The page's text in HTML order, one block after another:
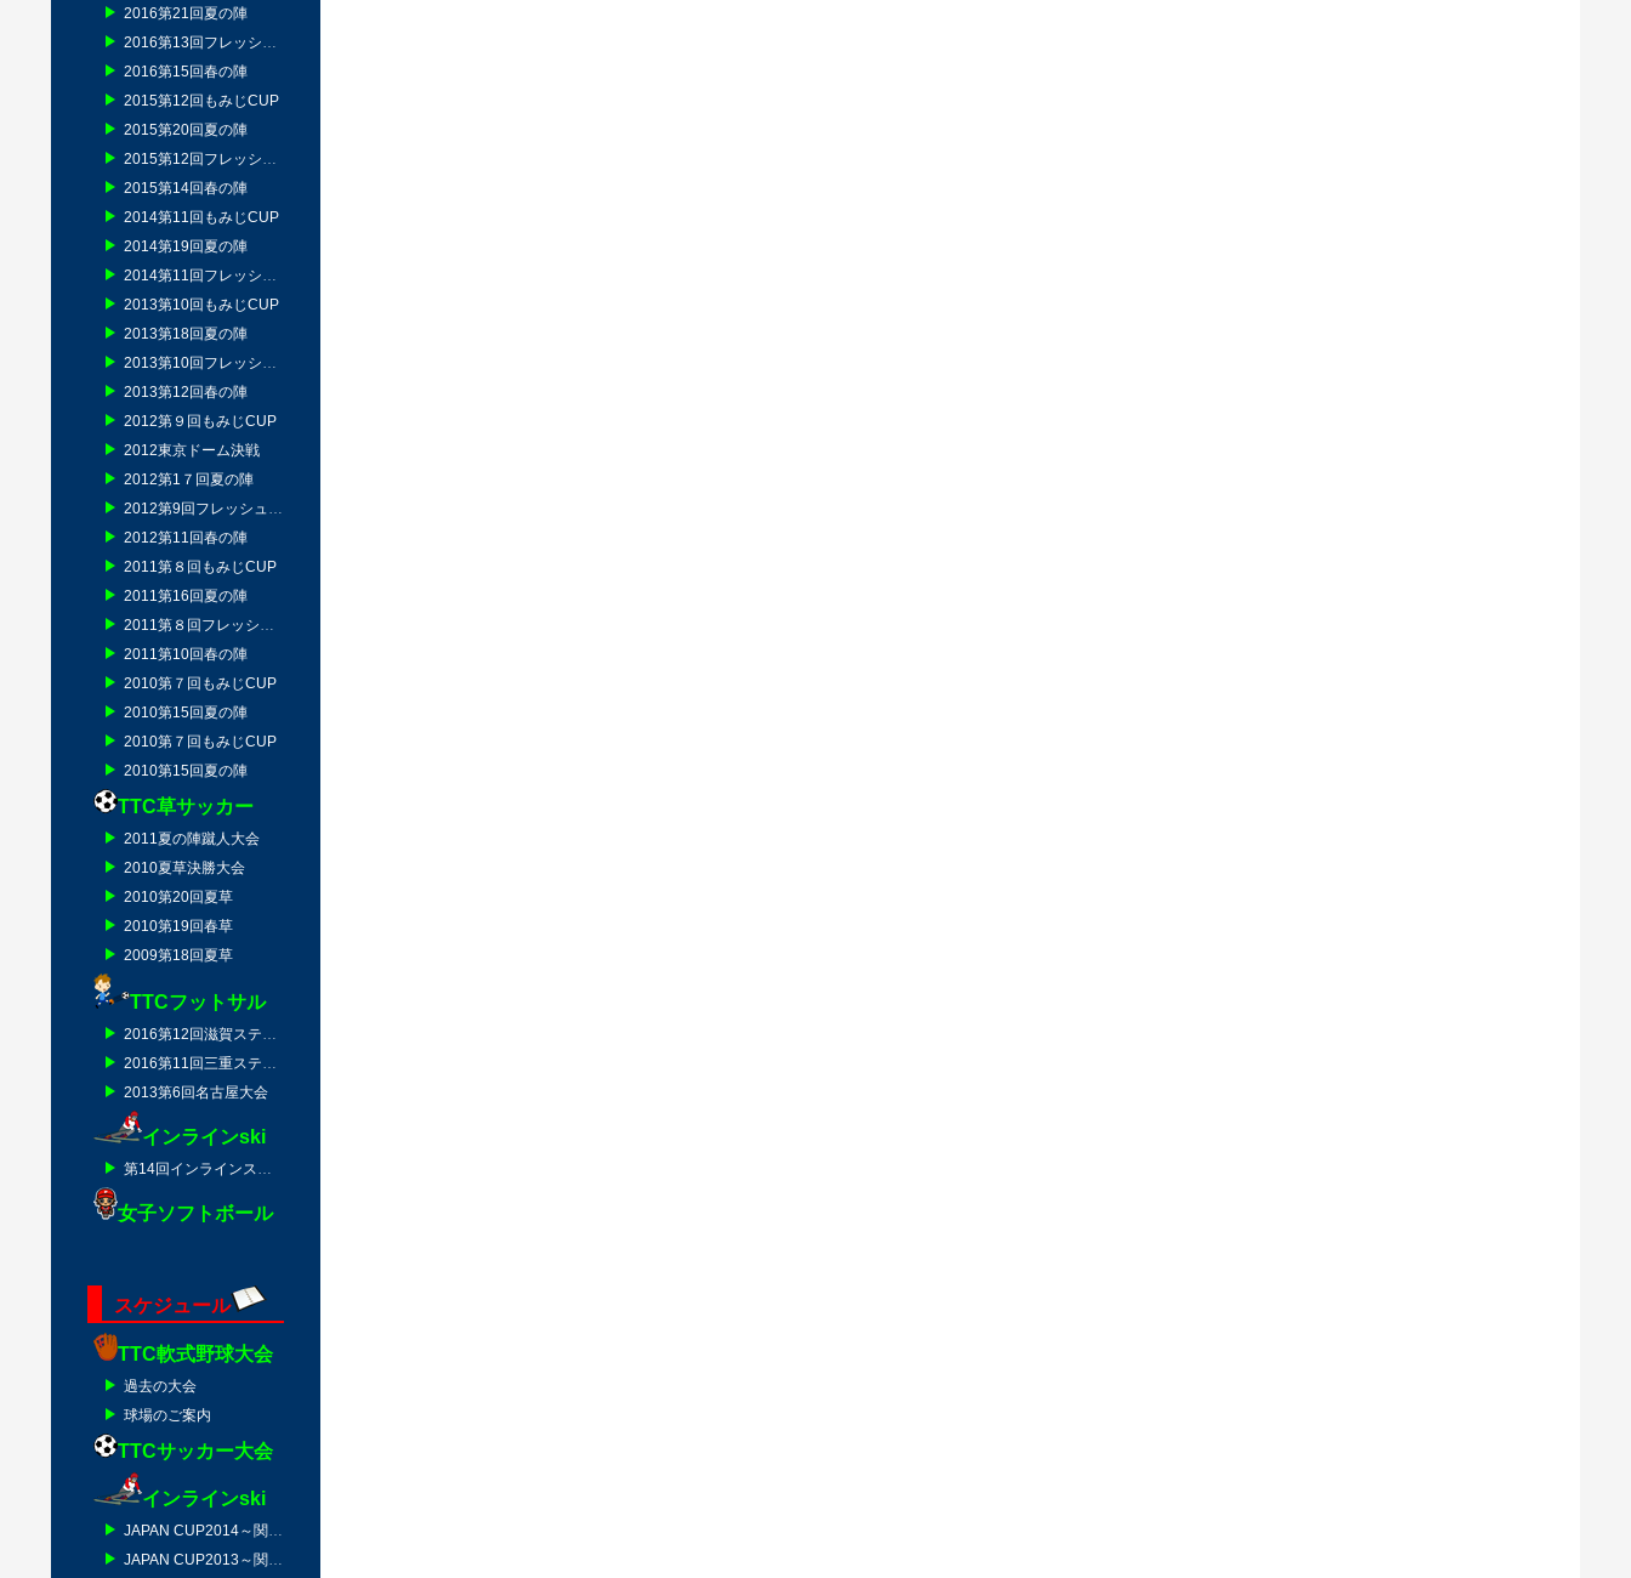
2016第21回夏の陣
2016第13回フレッシュマン
2016第15回春の陣
2015第12回もみじCUP
2015第20回夏の陣
2015第12回フレッシュマン
2015第14回春の陣
2014第11回もみじCUP
2014第19回夏の陣
2014第11回フレッシュマン
2013第10回もみじCUP
2013第18回夏の陣
2013第10回フレッシュマン
2013第12回春の陣
2012第９回もみじCUP
2012東京ドーム決戦
2012第1７回夏の陣
2012第9回フレッシュマン
2012第11回春の陣
2011第８回もみじCUP
2011第16回夏の陣
2011第８回フレッシュマン
2011第10回春の陣
2010第７回もみじCUP
2010第15回夏の陣
2010第７回もみじCUP
2010第15回夏の陣
TTC草サッカー
2011夏の陣蹴人大会
2010夏草決勝大会
2010第20回夏草
2010第19回春草
2009第18回夏草
TTCフットサル
2016第12回滋賀ステージ
2016第11回三重ステージ
2013第6回名古屋大会
インラインski
第14回インラインスキー技術選IN津南2010
女子ソフトボール
スケジュール
TTC軟式野球大会
過去の大会
球場のご案内
TTCサッカー大会
インラインski
JAPAN CUP2014～関東の陣～
JAPAN CUP2013～関東の陣～